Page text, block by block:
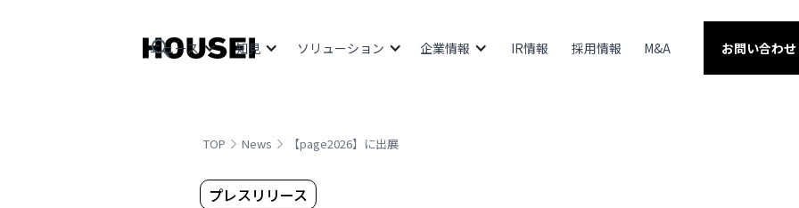
ニュース 知見 ソリューション 企業情報 IR情報 採用情報 M&A お問い合わせ
TOP News 【page2026】に出展
プレスリリース